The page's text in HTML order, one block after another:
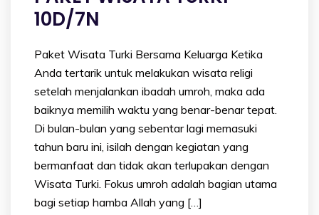
10D/7N
Paket Wisata Turki Bersama Keluarga Ketika
Anda tertarik untuk melakukan wisata religi
setelah menjalankan ibadah umroh, maka ada
baiknya memilih waktu yang benar-benar tepat.
Di bulan-bulan yang sebentar lagi memasuki
tahun baru ini, isilah dengan kegiatan yang
bermanfaat dan tidak akan terlupakan dengan
Wisata Turki. Fokus umroh adalah bagian utama
bagi setiap hamba Allah yang […]